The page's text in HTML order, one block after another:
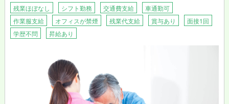
残業ほぼなし シフト勤務 交通費支給
車通勤可
作業服支給
オフィスが禁煙 残業代支給 賞与あり
面接1回
学歴不問
昇給あり